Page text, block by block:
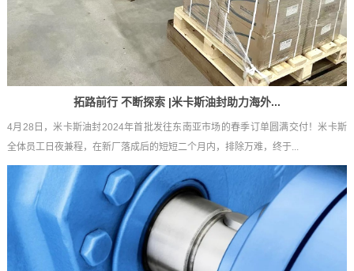
拓路前行 不断探索 |米卡斯油封助力海外...
4月28日，米卡斯油封2024年首批发往东南亚市场的春季订单圆满交付！米卡斯
全体员工日夜兼程，在新厂落成后的短短二个月内，排除万难，终于...